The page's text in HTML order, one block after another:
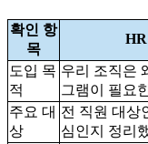
확인 항
목
도입 목
적
우리 조직은
그램이 필요
주요 대
상
전 직원 대상
심인지 정리